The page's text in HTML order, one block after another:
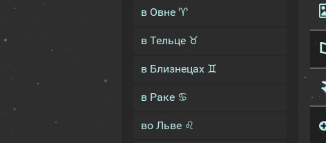
в Овне ♈
в Тельце ♉
в Близнецах ♊
в Раке ♋
во Льве ♌